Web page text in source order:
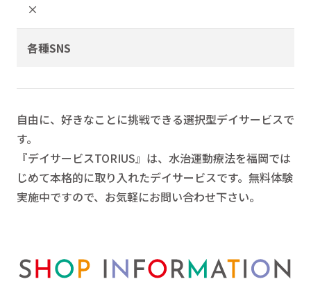
×
各種SNS
自由に、好きなことに挑戦できる選択型デイサービスで
す。
『デイサービスTORIUS』は、水治運動療法を福岡では
じめて本格的に取り入れたデイサービスです。無料体験
実施中ですので、お気軽にお問い合わせ下さい。